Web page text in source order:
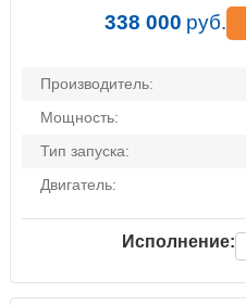
338 000 руб.
Производитель:
Мощность:
Тип запуска:
Двигатель:
Исполнение: